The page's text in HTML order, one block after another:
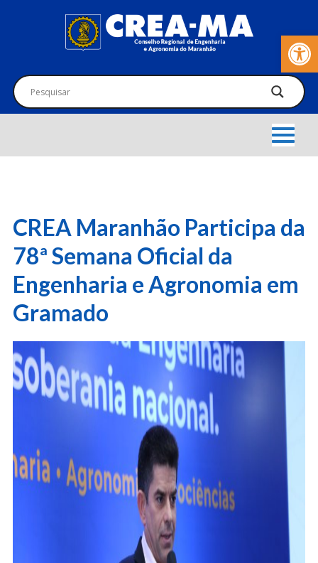
Barra de
CREA Maranhão Participa da
78ª Semana Oficial da
Engenharia e Agronomia em
Gramado